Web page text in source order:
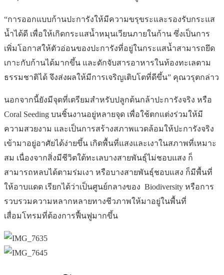
“การออกแบบก้านปะการังให้มีความขรุขระและรองรับกระแส
น้ำได้ดี เพื่อให้เกิดกระแสน้ำหมุนเวียนภายในก้าน ซึ่งเป็นการ
เพิ่มโอกาสให้ตัวอ่อนของปะการังที่อยู่ในกระแสน้ำสามารถยึด
เกาะกับก้านได้มากขึ้น และดักจับสารอาหารในท้องทะเลตาม
ธรรมชาติได้ จึงส่งผลให้มีการเจริญเติบโตที่ดีขึ้น” คุณวรุตกล่าว
นอกจากนี้ยังมีจุดที่เตรียมสำหรับปลูกต้นกล้าปะการังจริง หรือ
Coral Seeding บนชิ้นงานอยู่หลายจุด เพื่อใช้ตกแต่งร่วมให้มี
ความสวยงาม และเป็นการสร้างสภาพแวดล้อมให้ปะการังจริง
เข้ามาอยู่อาศัยได้ง่ายขึ้น เกิดพื้นที่แสงและเงาในสภาพที่เหมาะ
สม เนื่องจากสิ่งมีชีวิตใต้ทะเลบางสายพันธุ์ไม่ชอบแสง ก็
สามารถหลบได้ตามร่มเงา หรือบางสายพันธุ์ชอบแสง ก็มีพื้นที่
ให้อาบแดด เรียกได้ว่าเป็นศูนย์กลางของ Biodiversity หรือการ
รวบรวมความหลากหลายทางชีวภาพให้มาอยู่ในพื้นที่
เสื่อมโทรมที่ต้องการฟื้นฟูมากขึ้น